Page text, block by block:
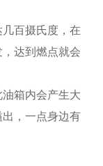
百摄氏度，在
达到燃点就会
箱内会产生大
，一点身边有